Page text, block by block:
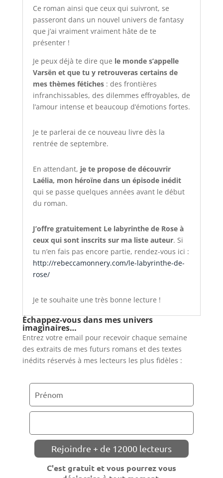
Ce roman ainsi que ceux qui suivront, se
passeront dans un nouvel univers de fantasy
que j’ai vraiment vraiment hâte de te
présenter !
Je peux déjà te dire que le monde s’appelle
Varsën et que tu y retrouveras certains de
mes thèmes fétiches: des frontières
infranchissables, des dilemmes effroyables, de
l’amour intense et beaucoup d’émotions fortes.
Je te parlerai de ce nouveau livre dès la
rentrée de septembre.
En attendant, je te propose de découvrir
Laélia, mon héroïne dans un épisode inédit
qui se passe quelques années avant le début
du roman.
J’offre gratuitement Le labyrinthe de Rose à
ceux qui sont inscrits sur ma liste auteur. Si
tu n’en fais pas encore partie, rendez-vous ici :
http://rebeccamonnery.com/le-labyrinthe-de-
rose/
Je te souhaite une très bonne lecture !
Échappez-vous dans mes univers
imaginaires…
Entrez votre email pour recevoir chaque semaine
des extraits de mes futurs romans et des textes
inédits réservés à mes lecteurs les plus fidèles :